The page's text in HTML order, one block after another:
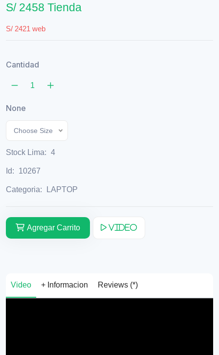
S/ 2458 Tienda
S/ 2421 web
Cantidad
None
Choose Size
Stock Lima: 4
Id: 10267
Categoria: LAPTOP
Agregar Carrito Video
Video + Informacion Reviews (*)